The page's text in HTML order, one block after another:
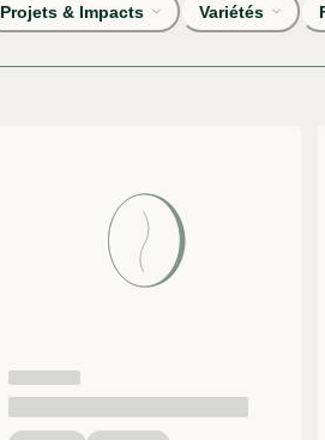
Projets & Impacts Variétés